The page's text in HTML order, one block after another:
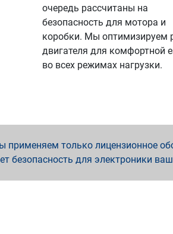
очередь рассчитаны на
безопасность для мотора и
коробки. Мы оптимизируем
двигателя для комфортной
во всех режимах нагрузки.
только лицензионное
безопасность для электроники